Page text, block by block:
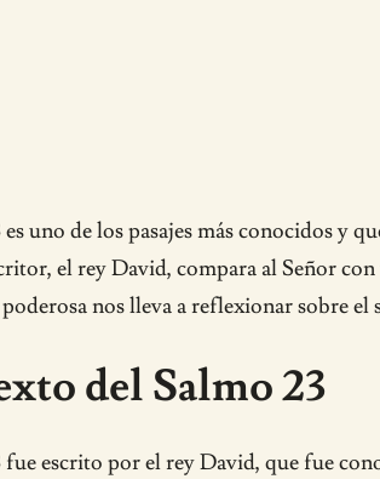
uno de los pasajes más conocidos y
el rey David, compara al Señor
nos lleva a reflexionar sobre
del Salmo 23
fue escrito por el rey David, que fue